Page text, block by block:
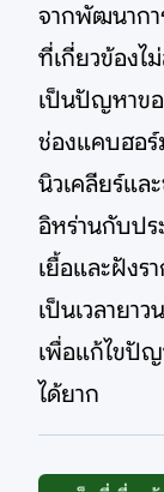
จากพัฒนากา
ที่เกี่ยวข้องไ
เป็นปัญหาข
ช่องแคบฮอร์
นิวเคลียร์แล
อิหร่านกับป
เยื้อและฝังร
เป็นเวลายา
เพื่อแก้ไขปัญ
ได้ยาก